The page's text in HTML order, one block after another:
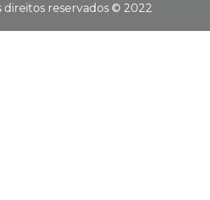
direitos reservados © 2022